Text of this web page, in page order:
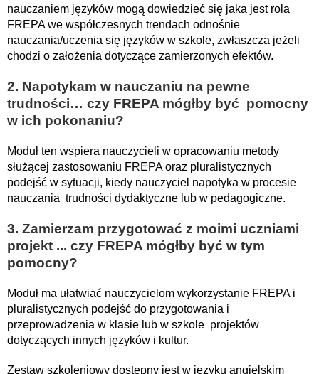
nauczaniem języków mogą dowiedzieć się jaka jest rola
FREPA we współczesnych trendach odnośnie
nauczania/uczenia się języków w szkole, zwłaszcza jeżeli
chodzi o założenia dotyczące zamierzonych efektów.
2. Napotykam w nauczaniu na pewne
trudności… czy FREPA mógłby być pomocny
w ich pokonaniu?
Moduł ten wspiera nauczycieli w opracowaniu metody
służącej zastosowaniu FREPA oraz pluralistycznych
podejść w sytuacji, kiedy nauczyciel napotyka w procesie
nauczania trudności dydaktyczne lub w pedagogiczne.
3. Zamierzam przygotować z moimi uczniami
projekt ... czy FREPA mógłby być w tym
pomocny?
Moduł ma ułatwiać nauczycielom wykorzystanie FREPA i
pluralistycznych podejść do przygotowania i
przeprowadzenia w klasie lub w szkole projektów
dotyczących innych języków i kultur.
Zestaw szkoleniowy dostępny jest w języku angielskim